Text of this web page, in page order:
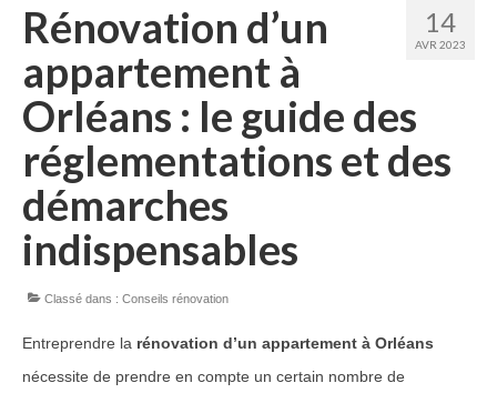
Peinture & revêtement
Réalisation de sols
Nettoyage et peinture toiture
Réalisations Travaux
Nos travaux pour particuliers
Nos travaux pour professionnels
14
AVR 2023
Rénovation d’un
appartement à
Orléans : le guide des
réglementations et des
démarches
indispensables
Classé dans : Conseils rénovation
Entreprendre la rénovation d’un appartement à Orléans
nécessite de prendre en compte un certain nombre de